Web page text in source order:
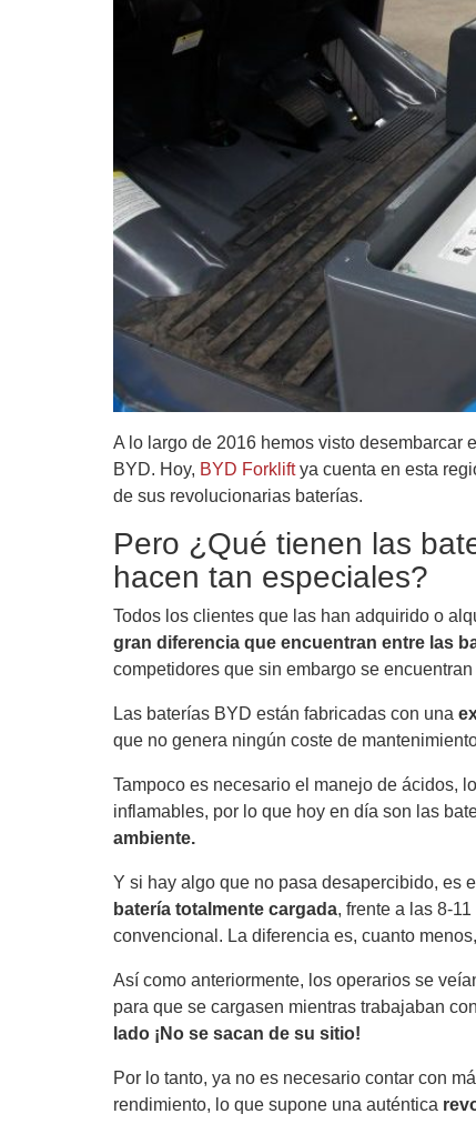
A lo largo de 2016 hemos visto desembarcar
BYD. Hoy, BYD Forkliftya cuenta en esta
de sus revolucionarias baterías.
Pero ¿Qué tienen las
hacen tan especiales?
Todos los clientes que las han adquirido o
gran diferencia que encuentran entre las
competidores que sin embargo se
Las baterías BYD están fabricadas con una
que no genera ningún coste de
Tampoco es necesario el manejo de ácidos,
inflamables, por lo que hoy en día son las
ambiente.
Y si hay algo que no pasa desapercibido, es
batería totalmente cargada, frente a las 8-
convencional. La diferencia es, cuanto
Así como anteriormente, los operarios se
para que se cargasen mientras trabajaban
lado ¡No se sacan de su sitio!
Por lo tanto, ya no es necesario contar con
rendimiento, lo que supone una auténtica